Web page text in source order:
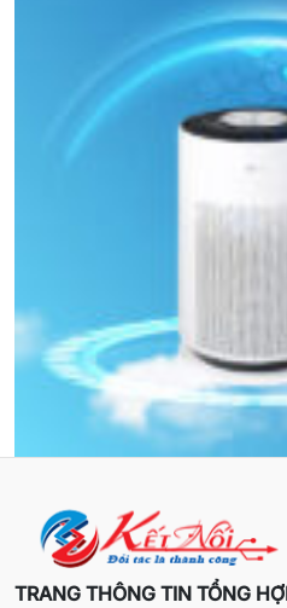
TRANG THÔNG TIN TỔNG